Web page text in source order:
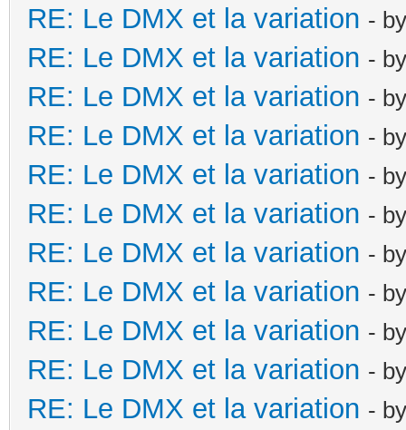
RE: Le DMX et la variation -
RE: Le DMX et la variation -
RE: Le DMX et la variation -
RE: Le DMX et la variation -
RE: Le DMX et la variation -
RE: Le DMX et la variation -
RE: Le DMX et la variation -
RE: Le DMX et la variation -
RE: Le DMX et la variation -
RE: Le DMX et la variation -
RE: Le DMX et la variation -